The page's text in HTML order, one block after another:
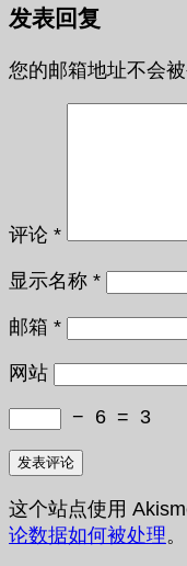
发表回复
您的邮箱地址不会被
评论 *
显示名称 *
邮箱 *
网站
− 6 = 3
这个站点使用
论数据如何被处理。